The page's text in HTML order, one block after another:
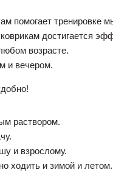
помогает тренировке
достигается
возрасте.
и вечером.
раствором.
и взрослому.
ходить и зимой и летом.